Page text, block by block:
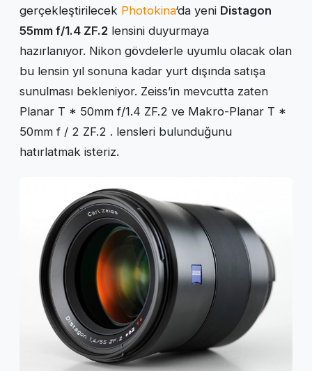
gerçekleştirilecek Photokina‘da yeni Distagon
55mm f/1.4 ZF.2 lensini duyurmaya
hazırlanıyor. Nikon gövdelerle uyumlu olacak olan
bu lensin yıl sonuna kadar yurt dışında satışa
sunulması bekleniyor. Zeiss’in mevcutta zaten
Planar T * 50mm f/1.4 ZF.2 ve Makro-Planar T *
50mm f / 2 ZF.2 . lensleri bulunduğunu
hatırlatmak isteriz.